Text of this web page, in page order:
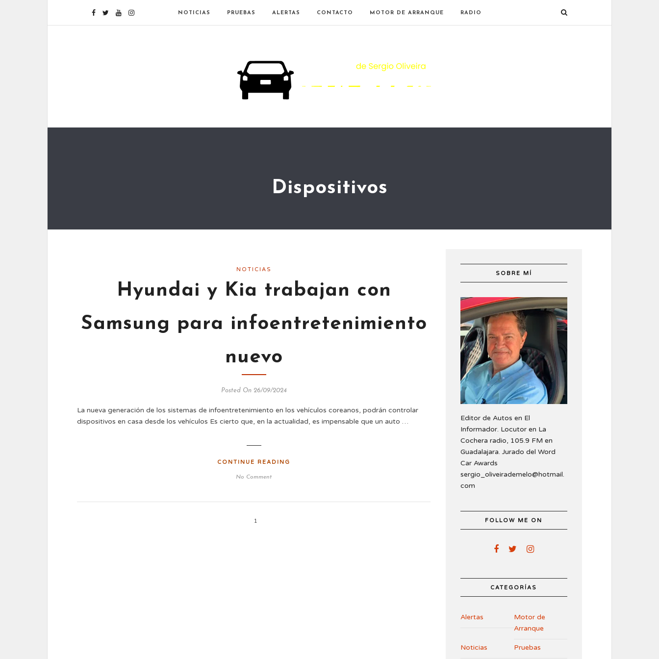
NOTICIAS PRUEBAS ALERTAS CONTACTO MOTOR DE ARRANQUE RADIO
Dispositivos
NOTICIAS
Hyundai y Kia trabajan con
Samsung para infoentretenimiento
nuevo
Posted On 26/09/2024
La nueva generación de los sistemas de infoentretenimiento en los vehículos coreanos, podrán controlar
dispositivos en casa desde los vehículos Es cierto que, en la actualidad, es impensable que un auto …
CONTINUE READING
No Comment
1
SOBRE MÍ
Editor de Autos en El
Informador. Locutor en La
Cochera radio, 105.9 FM en
Guadalajara. Jurado del Word
Car Awards
sergio_oliveirademelo@hotmail.
com
FOLLOW ME ON
CATEGORÍAS
Alertas
Motor de
Arranque
Noticias Pruebas